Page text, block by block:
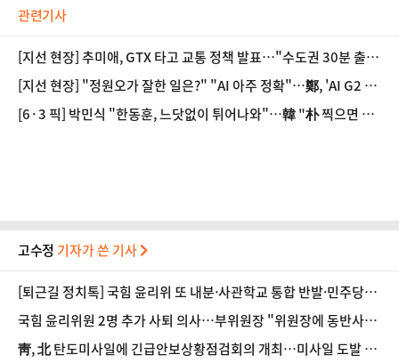
관련기사
[지선 현장] 추미애, GTX 타고 교통 정책 발표…"수도권 30분 출근
대전환"
[지선 현장] "정원오가 잘한 일은?" "AI 아주 정확"…鄭, 'AI G2 서
울' 구축 위해 나섰다
[6·3 픽] 박민식 "한동훈, 느닷없이 튀어나와"…韓 "朴 찍으면 장
고수정 기자가 쓴 기사
[퇴근길 정치톡] 국힘 윤리위 또 내분·사관학교 통합 반발·민주당
'주석야청' 설전
국힘 윤리위원 2명 추가 사퇴 의사…부위원장 "위원장에 동반사퇴
요구했으나 거부"
靑, 北 탄도미사일에 긴급안보상황점검회의 개최…미사일 도발 중